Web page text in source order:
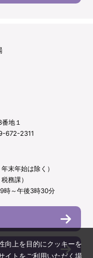
地１
672-2311
末年始は除く）
務課）
時～午後3時30分
向上を目的にクッキーを
イトをご利用いただく場